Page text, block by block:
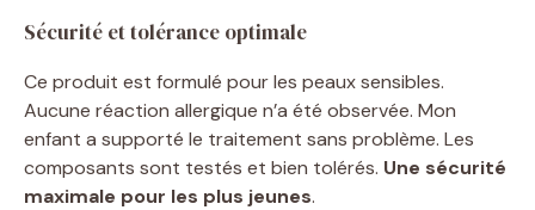
Sécurité et tolérance optimale
Ce produit est formulé pour les peaux sensibles.
Aucune réaction allergique n’a été observée. Mon
enfant a supporté le traitement sans problème. Les
composants sont testés et bien tolérés. Une sécurité
maximale pour les plus jeunes.